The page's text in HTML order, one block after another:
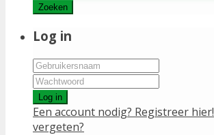
Zoeken
Log in
Log in
Een account nodig? Registreer hier!
vergeten?